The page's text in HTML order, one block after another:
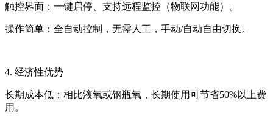
触控界面：一键启停、支持远程监控（物联网功能）。
操作简单：全自动控制，无需人工，手动/自动自由切换。
4. 经济性优势
长期成本低：相比液氧或钢瓶氧，长期使用可节省50%以上费
用。